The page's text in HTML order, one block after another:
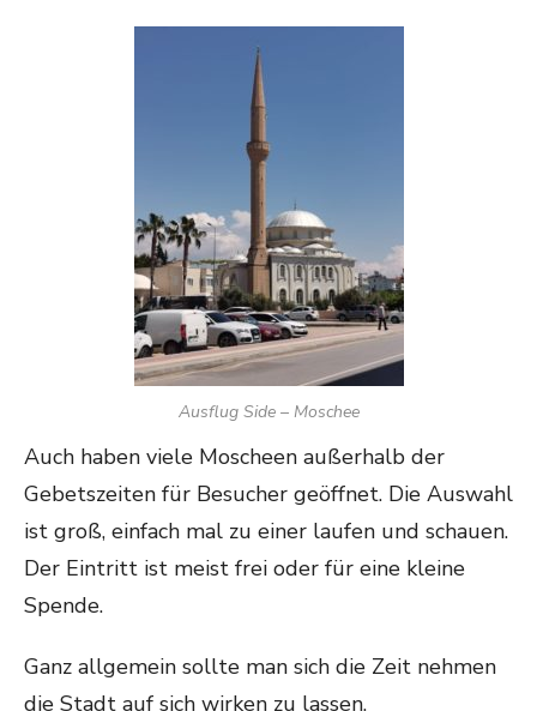
Ausflug Side – Moschee
Auch haben viele Moscheen außerhalb der
Gebetszeiten für Besucher geöffnet. Die Auswahl
ist groß, einfach mal zu einer laufen und schauen.
Der Eintritt ist meist frei oder für eine kleine
Spende.
Ganz allgemein sollte man sich die Zeit nehmen
die Stadt auf sich wirken zu lassen.